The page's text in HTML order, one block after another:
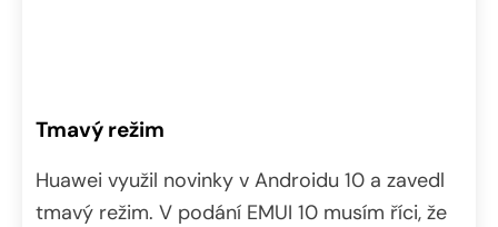
Tmavý režim
Huawei využil novinky v Androidu 10 a zavedl
tmavý režim. V podání EMUI 10 musím říci, že